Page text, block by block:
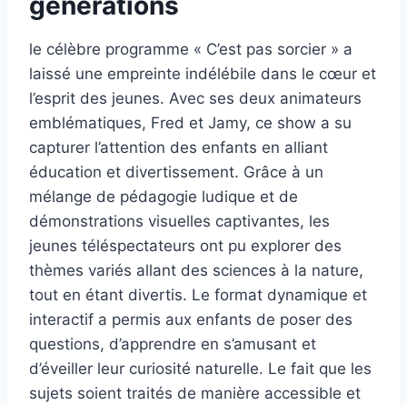
le célèbre programme « C’est pas sorcier » a
laissé une empreinte indélébile dans le cœur et
l’esprit des jeunes. Avec ses deux animateurs
emblématiques, Fred et Jamy, ce show a su
capturer l’attention des enfants en alliant
éducation et divertissement. Grâce à un
mélange de pédagogie ludique et de
démonstrations visuelles captivantes, les
jeunes téléspectateurs ont pu explorer des
thèmes variés allant des sciences à la nature,
tout en étant divertis. Le format dynamique et
interactif a permis aux enfants de poser des
questions, d’apprendre en s’amusant et
d’éveiller leur curiosité naturelle. Le fait que les
sujets soient traités de manière accessible et